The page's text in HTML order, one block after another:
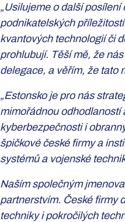
„Usilujeme o další
podnikatelských
kvantových technologií či
prohlubují. Těší mě, že
delegace, a věřím, že tato
„Estonsko je pro nás
mimořádnou odhodlaností
kyberbezpečnosti i
špičkové české firmy a
systémů a vojenské
Naším společným
partnerstvím. České firmy
techniky i pokročilých